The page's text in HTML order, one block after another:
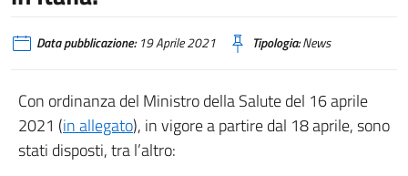
Data pubblicazione:19 Aprile 2021 Tipologia:News
Con ordinanza del Ministro della Salute del 16 aprile
2021 (in allegato), in vigore a partire dal 18 aprile, sono
stati disposti, tra l’altro: